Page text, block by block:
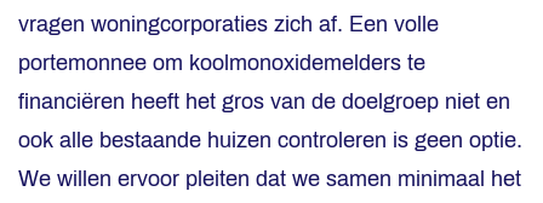
vragen woningcorporaties zich af. Een volle
portemonnee om koolmonoxidemelders te
financiëren heeft het gros van de doelgroep niet en
ook alle bestaande huizen controleren is geen optie.
We willen ervoor pleiten dat we samen minimaal het